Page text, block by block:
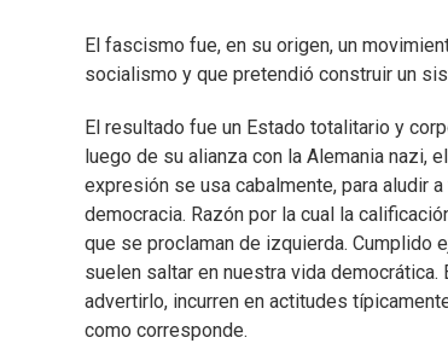
El fascismo fue, en su origen, un
socialismo y que pretendió construir un
El resultado fue un Estado totalitario y
luego de su alianza con la Alemania nazi,
expresión se usa cabalmente, para aludir
democracia. Razón por la cual la
que se proclaman de izquierda. Cumplido
suelen saltar en nuestra vida
advertirlo, incurren en actitudes
como corresponde.